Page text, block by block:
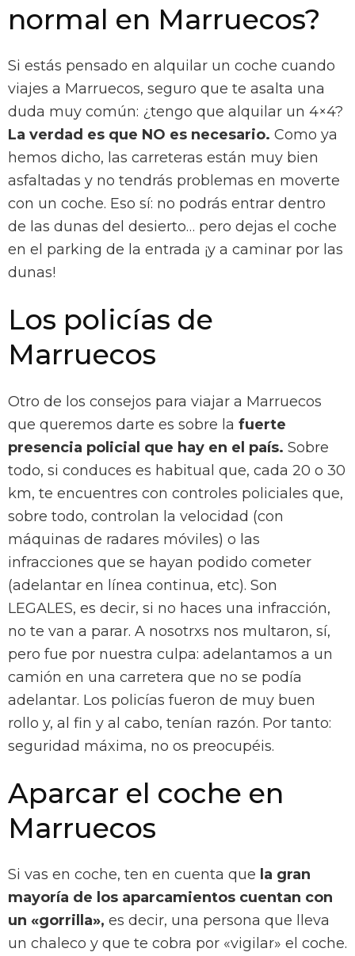
normal en Marruecos?
Si estás pensado en alquilar un coche cuando
viajes a Marruecos, seguro que te asalta una
duda muy común: ¿tengo que alquilar un 4×4?
La verdad es que NO es necesario. Como ya
hemos dicho, las carreteras están muy bien
asfaltadas y no tendrás problemas en moverte
con un coche. Eso sí: no podrás entrar dentro
de las dunas del desierto… pero dejas el coche
en el parking de la entrada ¡y a caminar por las
dunas!
Los policías de
Marruecos
Otro de los consejos para viajar a Marruecos
que queremos darte es sobre la fuerte
presencia policial que hay en el país. Sobre
todo, si conduces es habitual que, cada 20 o 30
km, te encuentres con controles policiales que,
sobre todo, controlan la velocidad (con
máquinas de radares móviles) o las
infracciones que se hayan podido cometer
(adelantar en línea continua, etc). Son
LEGALES, es decir, si no haces una infracción,
no te van a parar. A nosotrxs nos multaron, sí,
pero fue por nuestra culpa: adelantamos a un
camión en una carretera que no se podía
adelantar. Los policías fueron de muy buen
rollo y, al fin y al cabo, tenían razón. Por tanto:
seguridad máxima, no os preocupéis.
Aparcar el coche en
Marruecos
Si vas en coche, ten en cuenta que la gran
mayoría de los aparcamientos cuentan con
un «gorrilla», es decir, una persona que lleva
un chaleco y que te cobra por «vigilar» el coche.